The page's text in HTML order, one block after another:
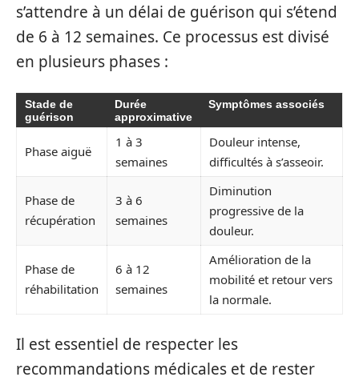
s’attendre à un délai de guérison qui s’étend
de 6 à 12 semaines. Ce processus est divisé
en plusieurs phases :
Stade de
guérison
Durée
approximative
Symptômes associés
Phase aiguë
1 à 3
semaines
Douleur intense,
difficultés à s’asseoir.
Phase de
récupération
3 à 6
semaines
Diminution
progressive de la
douleur.
Phase de
réhabilitation
6 à 12
semaines
Amélioration de la
mobilité et retour vers
la normale.
Il est essentiel de respecter les
recommandations médicales et de rester